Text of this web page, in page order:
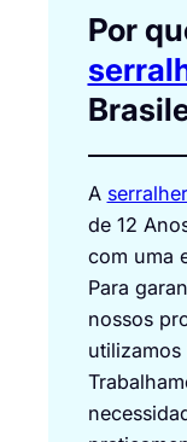
Por
A
de 12
com uma
Para
nossos
utilizamos